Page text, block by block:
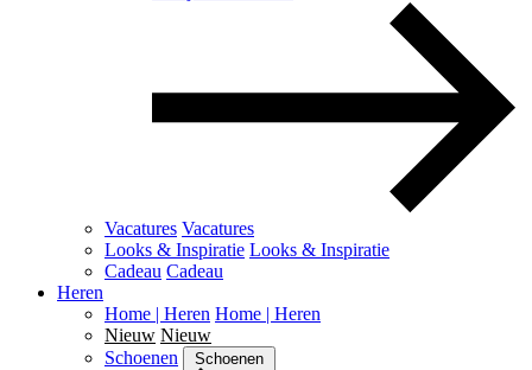
Vacatures Vacatures
Looks & Inspiratie Looks & Inspiratie
Cadeau Cadeau
Heren
Home | Heren Home | Heren
Nieuw Nieuw
Schoenen
Schoenen